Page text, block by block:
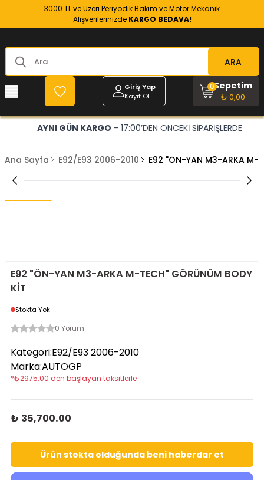
3000 TL ve Üzeri Periyodik Bakım ve Motor Mekanik
Alışverilerinizde KARGO BEDAVA!
ARA
Giriş Yap
Kayıt Ol
Sepetim
₺ 0,00
0
AYNI GÜN KARGO - 17:00’DEN ÖNCEKİ SİPARİŞLERDE
Ana Sayfa E92/E93 2006-2010 E92 "ÖN-YAN M3-ARKA M-
E92 "ÖN-YAN M3-ARKA M-TECH" GÖRÜNÜM BODY
KİT
Stokta Yok
0 Yorum
Kategori:E92/E93 2006-2010
Marka:AUTOGP
*₺2975.00 den başlayan taksitlerle
₺ 35,700.00
Ürün stokta olduğunda beni haberdar et